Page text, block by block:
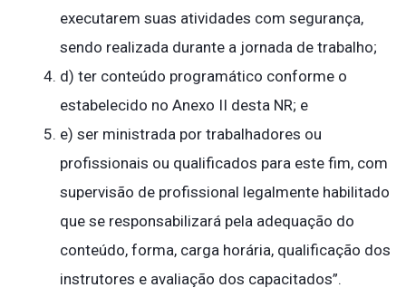
executarem suas atividades com segurança,
sendo realizada durante a jornada de trabalho;
d) ter conteúdo programático conforme o
estabelecido no Anexo II desta NR; e
e) ser ministrada por trabalhadores ou
profissionais ou qualificados para este fim, com
supervisão de profissional legalmente habilitado
que se responsabilizará pela adequação do
conteúdo, forma, carga horária, qualificação dos
instrutores e avaliação dos capacitados”.